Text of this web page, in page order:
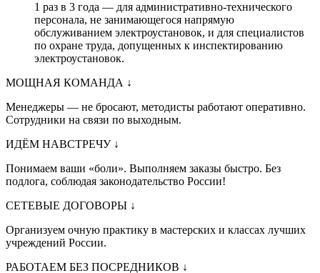
1 раз в 3 года — для административно-технического
персонала, не занимающегося напрямую
обслуживанием электроустановок, и для специалистов
по охране труда, допущенных к инспектированию
электроустановок.
МОЩНАЯ КОМАНДА ↓
Менеджеры — не бросают, методисты работают оперативно.
Сотрудники на связи по выходным.
ИДЁМ НАВСТРЕЧУ ↓
Понимаем ваши «боли». Выполняем заказы быстро. Без
подлога, соблюдая законодательство России!
СЕТЕВЫЕ ДОГОВОРЫ ↓
Организуем очную практику в мастерских и классах лучших
учреждений России.
РАБОТАЕМ БЕЗ ПОСРЕДНИКОВ ↓